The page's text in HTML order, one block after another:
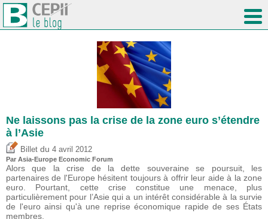
Ne laissons pas la crise de la zone euro s’étendre
à l’Asie
Billet du 4 avril 2012
Par Asia-Europe Economic Forum
Alors que la crise de la dette souveraine se poursuit, les
partenaires de l'Europe hésitent toujours à offrir leur aide à la zone
euro. Pourtant, cette crise constitue une menace, plus
particulièrement pour l’Asie qui a un intérêt considérable à la survie
de l'euro ainsi qu'à une reprise économique rapide de ses États
membres.